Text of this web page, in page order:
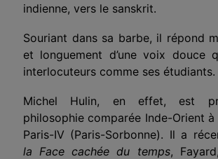
indienne, vers le sanskrit.
Souriant dans sa barbe, il répond
et longuement d’une voix douce
interlocuteurs comme ses étudiants.
Michel Hulin, en effet, est
philosophie comparée Inde-Orient à
Paris-IV (Paris-Sorbonne). Il a
la Face cachée du temps,